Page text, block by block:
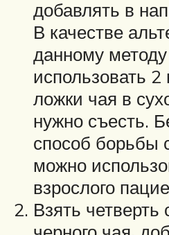
добавлять в
В качестве
данному
использовать
ложки чая в
нужно съесть.
способ борьбы
можно
взрослого
Взять четверть